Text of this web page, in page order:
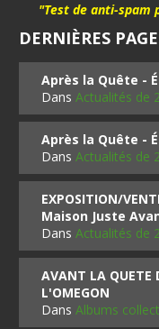
"Test de anti-spam
DERNIÈRES
Après la Quête -
DansActualités de
Après la Quête -
DansActualités de
EXPOSITION/
Maison Juste
DansActualités de
AVANT LA QUETE
L'OMEGON
DansAlbums